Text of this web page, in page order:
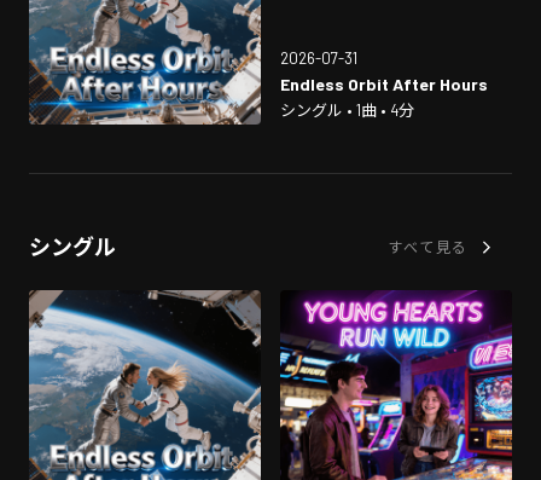
2026-07-31
Endless Orbit After Hours
シングル • 1曲 • 4分
シングル すべて見る